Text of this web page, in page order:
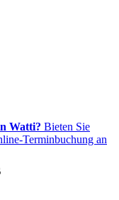
Watti? Bieten Sie
Terminbuchung an